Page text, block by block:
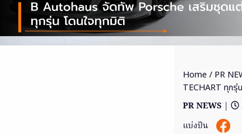
Home / PR
TECHART ทุกรุ่
PR NEWS |
แบ่งปัน